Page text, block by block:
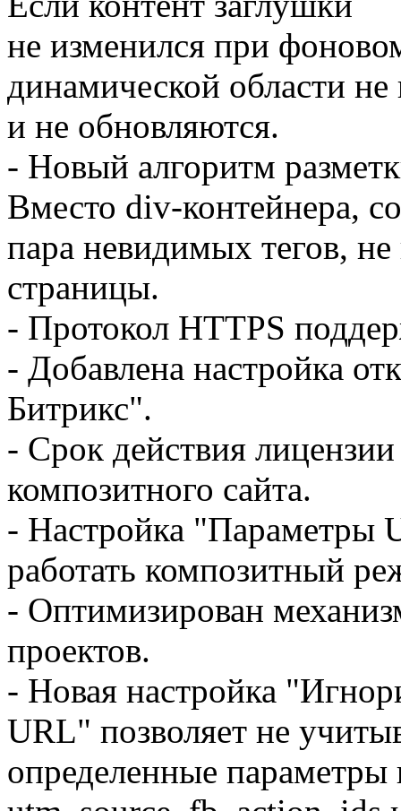
не изменился при
динамической области не
и не обновляются.
- Новый алгоритм
Вместо div-контейнера,
пара невидимых тегов,
страницы.
- Протокол HTTPS
- Добавлена настройка
Битрикс".
- Срок действия
композитного сайта.
- Настройка "Параметры
работать композитный
- Оптимизирован
проектов.
- Новая настройка
URL" позволяет не
определенные